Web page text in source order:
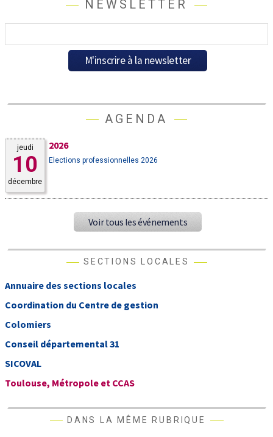
NEWSLETTER
AGENDA
jeudi
10
décembre
2026
Elections professionnelles 2026
Voir tous les événements
SECTIONS LOCALES
Annuaire des sections locales
Coordination du Centre de gestion
Colomiers
Conseil départemental 31
SICOVAL
Toulouse, Métropole et CCAS
DANS LA MÊME RUBRIQUE